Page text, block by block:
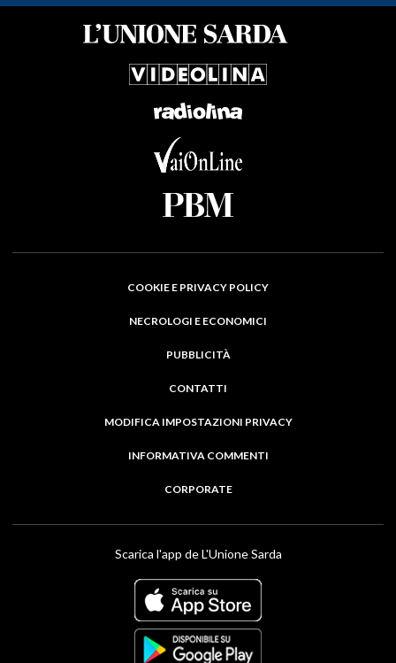
COOKIE E PRIVACY POLICY
NECROLOGI E ECONOMICI
PUBBLICITÀ
CONTATTI
MODIFICA IMPOSTAZIONI PRIVACY
INFORMATIVA COMMENTI
CORPORATE
Scarica l'app de L'Unione Sarda